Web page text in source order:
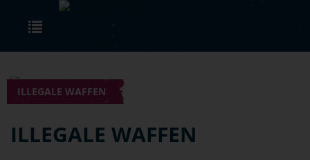
Skip to main content
ILLEGALE WAFFEN
ILLEGALE WAFFEN